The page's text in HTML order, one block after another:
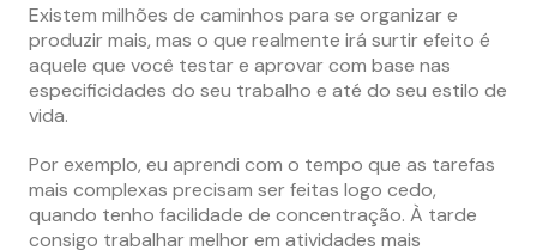
Existem milhões de caminhos para se organizar e
produzir mais, mas o que realmente irá surtir efeito é
aquele que você testar e aprovar com base nas
especificidades do seu trabalho e até do seu estilo de
vida.
Por exemplo, eu aprendi com o tempo que as tarefas
mais complexas precisam ser feitas logo cedo,
quando tenho facilidade de concentração. À tarde
consigo trabalhar melhor em atividades mais